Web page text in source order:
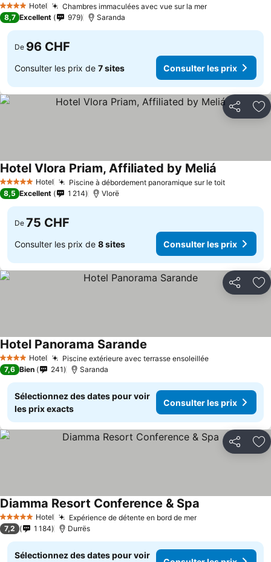
4 Étoiles Hotel Chambres immaculées avec vue sur la mer
8,7 Excellent 979 Saranda
De 96 CHF
Consulter les prix de 7 sites Consulter les prix
Partager
5 Étoiles Hotel Piscine à débordement panoramique sur le toit
Hotel Vlora Priam, Affiliated by Meliá
8,5 Excellent 1 214 Vlorë
De 75 CHF
Consulter les prix de 8 sites Consulter les prix
Partager
4 Étoiles Hotel Piscine extérieure avec terrasse ensoleillée
Hotel Panorama Sarande
7,6 Bien 241 Saranda
Sélectionnez des dates pour voir
les prix exacts
Consulter les prix
Partager
5 Étoiles Hotel Expérience de détente en bord de mer
Diamma Resort Conference & Spa
7,2 1 184 Durrës
Sélectionnez des dates pour voir